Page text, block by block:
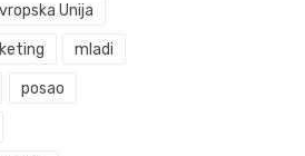
Unija
mladi
posao